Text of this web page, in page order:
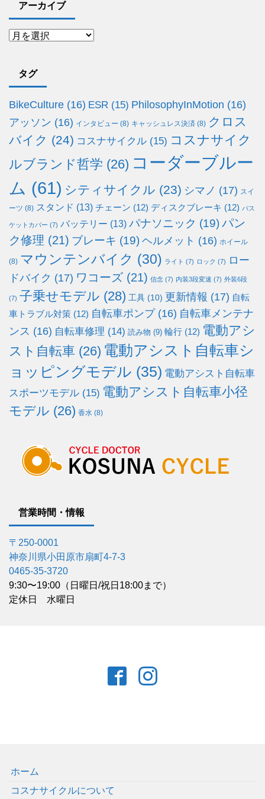
アーカイブ
タグ
BikeCulture (16) ESR (15) PhilosophyInMotion (16)
アッソン (16) インタビュー (8) キャッシュレス決済 (8) クロス
バイク (24) コスナサイクル (15) コスナサイク
ルブランド哲学 (26) コーダーブルー
ム (61) シティサイクル (23) シマノ (17) スイ
ーツ (8) スタンド (13) チェーン (12) ディスクブレーキ (12) バス
ケットカバー (7) バッテリー (13) パナソニック (19)パン
ク修理 (21) ブレーキ (19) ヘルメット (16) ホイール
(8) マウンテンバイク (30) ライト (7) ロック (7)
ロー
ドバイク (17) ワコーズ (21) 信念 (7) 内装3段変速 (7) 外装6段
(7) 子乗せモデル (28) 工具 (10) 更新情報 (17) 自転
車トラブル対策 (12) 自転車ポンプ(16) 自転車メンテナ
ンス (16) 自転車修理 (14) 読み物 (9) 輪行 (12) 電動アシ
スト自転車 (26) 電動アシスト自転車シ
ョッピングモデル (35) 電動アシスト自転車
スポーツモデル (15) 電動アシスト自転車小径
モデル (26) 香水 (8)
営業時間・情報
〒250-0001
神奈川県小田原市扇町4-7-3
0465-35-3720
9:30〜19:00（日曜日/祝日18:00まで）
定休日 水曜日
ホーム
コスナサイクルについて